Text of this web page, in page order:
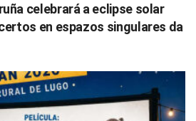
celebrará a eclipse solar
en espazos singulares da